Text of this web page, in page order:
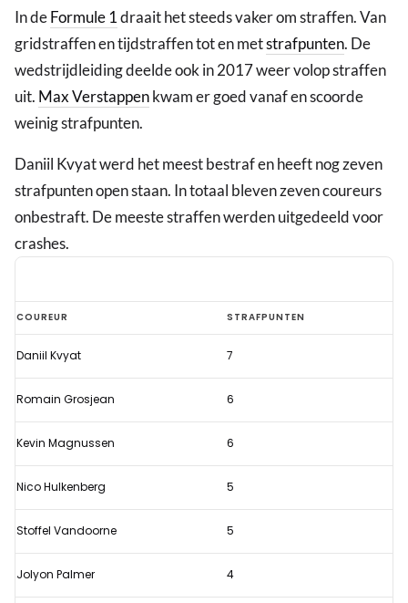
In deFormule 1draait het steeds vaker om straffen. Van
gridstraffen en tijdstraffen tot en metstrafpunten. De
wedstrijdleiding deelde ook in 2017 weer volop straffen
uit. Max Verstappenkwam er goed vanaf en scoorde
weinig strafpunten.
Daniil Kvyat werd het meest bestraf en heeft nog zeven
strafpunten open staan. In totaal bleven zeven coureurs
onbestraft. De meeste straffen werden uitgedeeld voor
crashes.
Overzicht:
De
strafpunten
van
Formule
1
coureurs
COUREUR STRAFPUNTEN
Daniil Kvyat 7
Romain Grosjean 6
Kevin Magnussen 6
Nico Hulkenberg 5
Stoffel Vandoorne 5
Jolyon Palmer 4